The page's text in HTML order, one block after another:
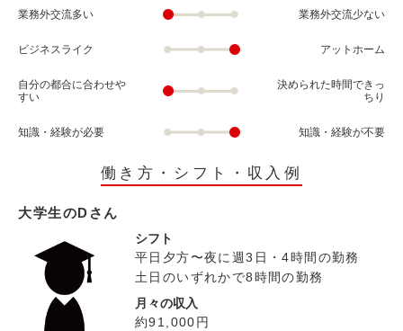
業務外交流多い 業務外交流少ない
ビジネスライク アットホーム
自分の都合に合わせや
すい
決められた時間できっ
ちり
知識・経験が必要 知識・経験が不要
働き方・シフト・収入例
大学生のDさん
シフト
平日夕方〜夜に週3日・4時間の勤務
土日のいずれかで8時間の勤務
月々の収入
約91,000円